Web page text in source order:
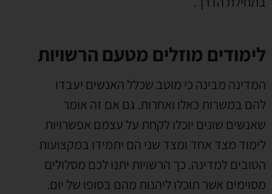
לימודים מוזלים מטעם הרשויות
המדינה מבינה כי מוטב שכלל האנשים יעבדו
להם במשרות כאלו ואחרות. גם אם זה אומר
שאנשים שונים יוכלו לקחת על עצמם אפשרויות
לימוד מצד אחד ומצד שני הם יתמידו במקצועות
הטובים למדינה. כך הרשויות יתנו לכם מסלולים
מסוימים אשר תוכלו ליהנות מהם בסופו של יום.